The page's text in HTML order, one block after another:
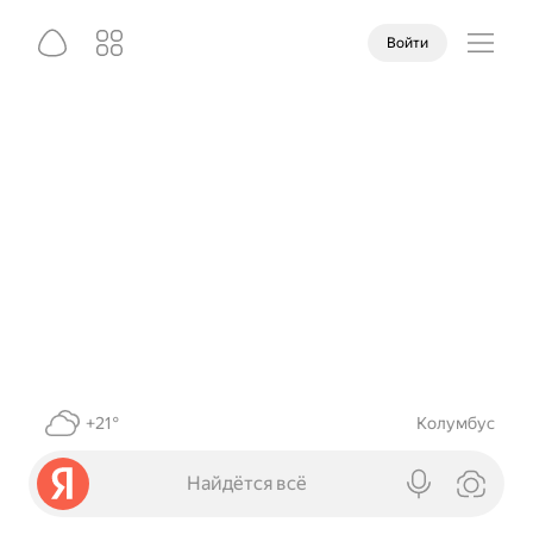
Войти
+21° Колумбус
Найдётся всё